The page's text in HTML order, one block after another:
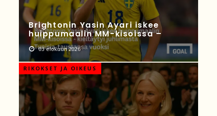
Brightonin Yasin Ayari iskee
huippumaalin MM-kisoissa –
03 elokuun 2026
RIKOKSET JA OIKEUS